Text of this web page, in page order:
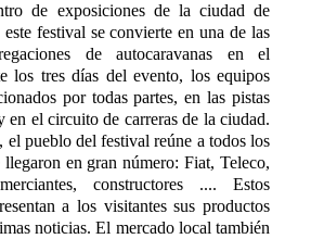
de exposiciones de la ciudad de
festival se convierte en una de las
de autocaravanas en el
los tres días del evento, los equipos
por todas partes, en las pistas
en el circuito de carreras de la ciudad.
el pueblo del festival reúne a todos los
llegaron en gran número: Fiat, Teleco,
constructores .... Estos
a los visitantes sus productos
noticias. El mercado local también